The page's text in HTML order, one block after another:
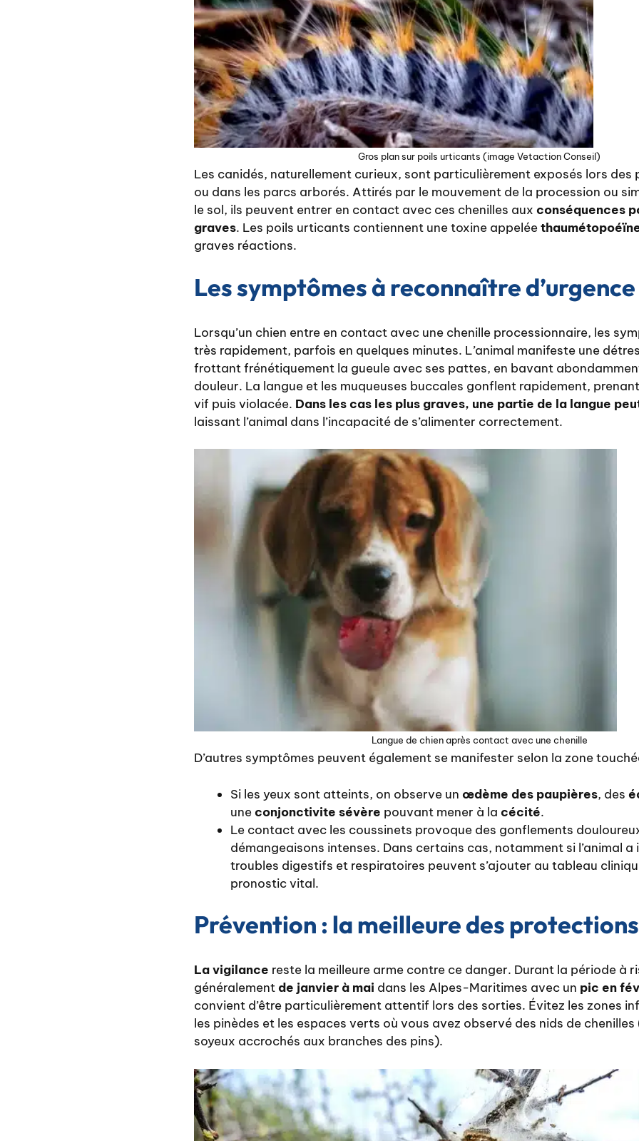
Gros plan sur poils urticants (image Vetaction Conseil)
Les canidés, naturellement curieux, sont particulièrement exposés lors des
ou dans les parcs arborés. Attirés par le mouvement de la procession ou
le sol, ils peuvent entrer en contact avec ces chenilles aux conséquences
graves. Les poils urticants contiennent une toxine appelée
graves réactions.
Les symptômes à reconnaître d’urgence
Lorsqu’un chien entre en contact avec une chenille processionnaire, les
très rapidement, parfois en quelques minutes. L’animal manifeste une
frottant frénétiquement la gueule avec ses pattes, en bavant
douleur. La langue et les muqueuses buccales gonflent rapidement,
vif puis violacée. Dans les cas les plus graves, une partie de la langue
laissant l’animal dans l’incapacité de s’alimenter correctement.
Langue de chien après contact avec une chenille
D’autres symptômes peuvent également se manifester selon la zone
Si les yeux sont atteints, on observe un œdème des paupières, des
uneconjonctivite sévère pouvant mener à la cécité.
Le contact avec les coussinets provoque des gonflements
démangeaisons intenses. Dans certains cas, notamment si l’animal a
troubles digestifs et respiratoires peuvent s’ajouter au tableau
pronostic vital.
Prévention : la meilleure des protections
La vigilance reste la meilleure arme contre ce danger. Durant la période à
généralementde janvier à mai dans les Alpes-Maritimes avec un pic en
convient d’être particulièrement attentif lors des sorties. Évitez les zones
les pinèdes et les espaces verts où vous avez observé des nids de
soyeux accrochés aux branches des pins).